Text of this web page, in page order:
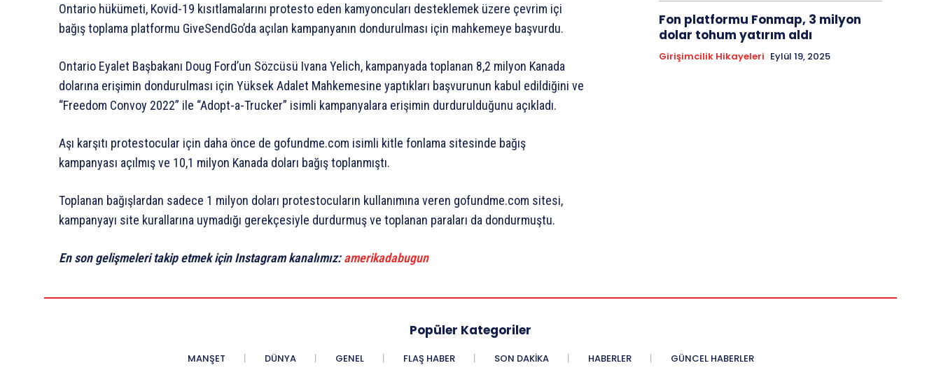
Ontario hükümeti, Kovid-19 kısıtlamalarını protesto eden kamyoncuları desteklemek üzere çevrim içi
bağış toplama platformu GiveSendGo’da açılan kampanyanın dondurulması için mahkemeye başvurdu.
Ontario Eyalet Başbakanı Doug Ford’un Sözcüsü Ivana Yelich, kampanyada toplanan 8,2 milyon Kanada
dolarına erişimin dondurulması için Yüksek Adalet Mahkemesine yaptıkları başvurunun kabul edildiğini ve
“Freedom Convoy 2022” ile “Adopt-a-Trucker” isimli kampanyalara erişimin durdurulduğunu açıkladı.
Aşı karşıtı protestocular için daha önce de gofundme.com isimli kitle fonlama sitesinde bağış
kampanyası açılmış ve 10,1 milyon Kanada doları bağış toplanmıştı.
Toplanan bağışlardan sadece 1 milyon doları protestocuların kullanımına veren gofundme.com sitesi,
kampanyayı site kurallarına uymadığı gerekçesiyle durdurmuş ve toplanan paraları da dondurmuştu.
En son gelişmeleri takip etmek için Instagram kanalımız:amerikadabugun
Fon platformu Fonmap, 3 milyon
dolar tohum yatırım aldı
Girişimcilik Hikayeleri Eylül 19, 2025
Popüler Kategoriler
MANŞET DÜNYA GENEL FLAŞ HABER SON DAKIKA HABERLER GÜNCEL HABERLER